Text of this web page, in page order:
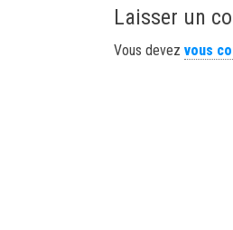
Laisser un
Vous devezvous